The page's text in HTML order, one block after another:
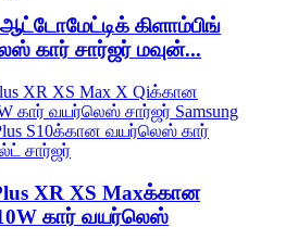
கிளாம்பிங்
கார் சார்ஜர் மவுன்...
XR XS Maxக்கான
கார் வயர்லெஸ்